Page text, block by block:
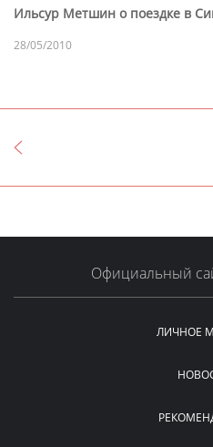
Ильсур Метшин о поездке в
28/05/2010
Официальный
ЛИЧНОЕ